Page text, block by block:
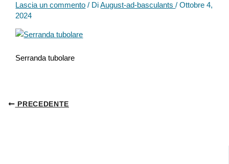
Lascia un commento / DiAugust-ad-basculants/Ottobre 4,
2024
Serranda tubolare
PRECEDENTE